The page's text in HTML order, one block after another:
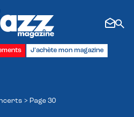
J'achète mon magazine
> Page 30